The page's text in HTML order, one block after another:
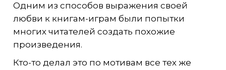
Одним из способов выражения своей
любви к книгам-играм были попытки
многих читателей создать похожие
произведения.
Кто-то делал это по мотивам все тех же